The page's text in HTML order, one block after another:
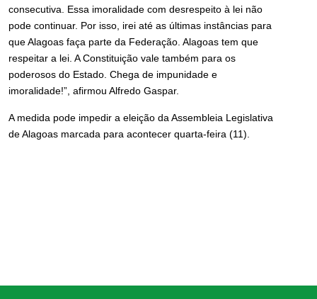
consecutiva. Essa imoralidade com desrespeito à lei não
pode continuar. Por isso, irei até as últimas instâncias para
que Alagoas faça parte da Federação. Alagoas tem que
respeitar a lei. A Constituição vale também para os
poderosos do Estado. Chega de impunidade e
imoralidade!”, afirmou Alfredo Gaspar.
A medida pode impedir a eleição da Assembleia Legislativa
de Alagoas marcada para acontecer quarta-feira (11).